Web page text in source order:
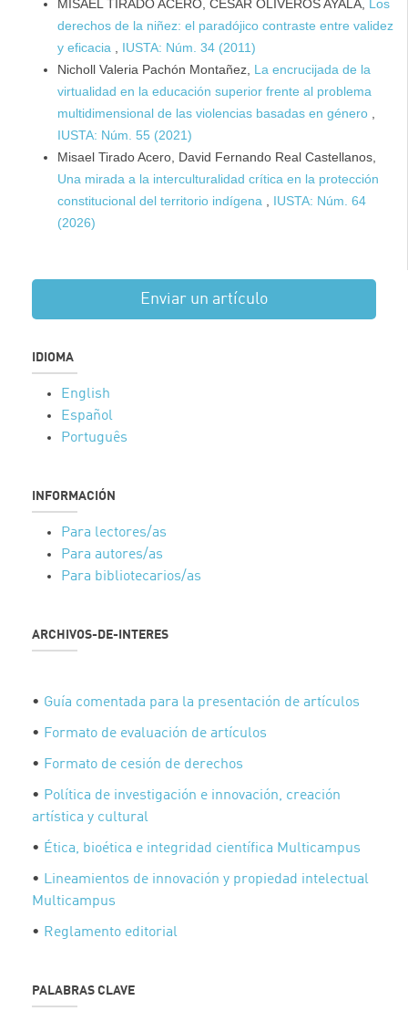
MISAEL TIRADO ACERO, CÉSAR OLIVEROS AYALA, Los
derechos de la niñez: el paradójico contraste entre validez
y eficacia
IUSTA: Núm. 34 (2011)
Nicholl Valeria Pachón Montañez, La encrucijada de la
virtualidad en la educación superior frente al problema
multidimensional de las violencias basadas en género
IUSTA: Núm. 55 (2021)
Misael Tirado Acero, David Fernando Real Castellanos,
Una mirada a la interculturalidad crítica en la protección
constitucional del territorio indígena
IUSTA: Núm. 64
(2026)
Enviar un artículo
IDIOMA
English
Español
Português
INFORMACIÓN
Para lectores/as
Para autores/as
Para bibliotecarios/as
ARCHIVOS-DE-INTERES
• Guía comentada para la presentación de artículos
• Formato de evaluación de artículos
• Formato de cesión de derechos
• Política de investigación e innovación, creación
artística y cultural
• Ética, bioética e integridad científica Multicampus
• Lineamientos de innovación y propiedad intelectual
Multicampus
• Reglamento editorial
PALABRAS CLAVE